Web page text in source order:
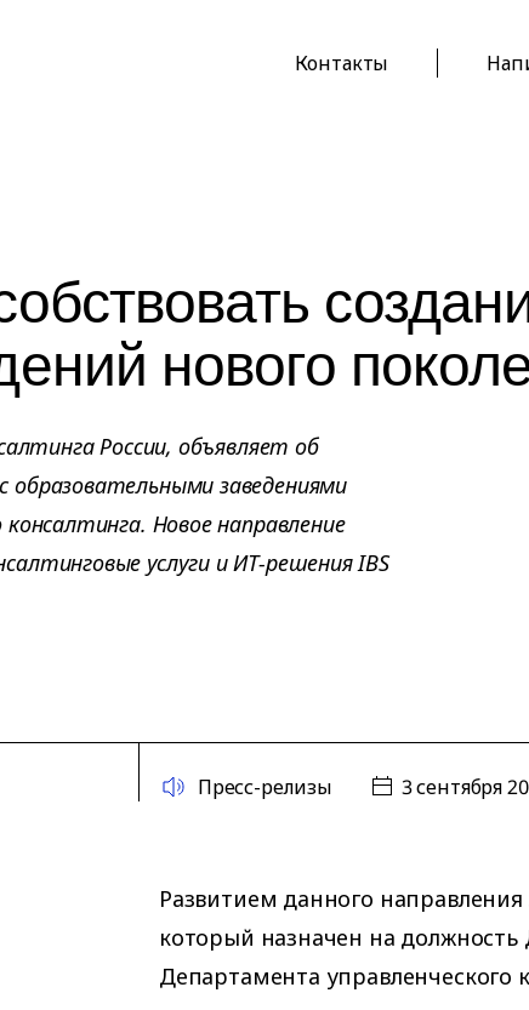
Контакты
нового
России, объявляет об
заведениями
Новое направление
услуги и ИТ-решения IBS
Пресс-релизы 3 сентября
Развитием данного
который назначен на должность
Департамента управленческого